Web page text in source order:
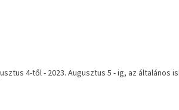
4-től - 2023. Augusztus 5 - ig, az